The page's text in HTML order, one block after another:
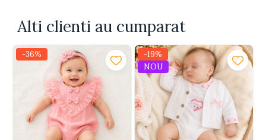
Alti clienti au cumparat
-36%
-19%
NOU